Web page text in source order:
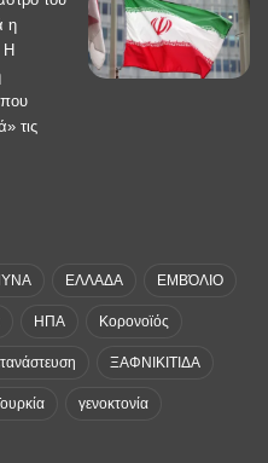
ΕΛΛΑΔΑ ΕΜΒΌΛΙΟ
ΗΠΑ Κορονοϊός
ΞΑΦΝΙΚΙΤΙΔΑ
γενοκτονία